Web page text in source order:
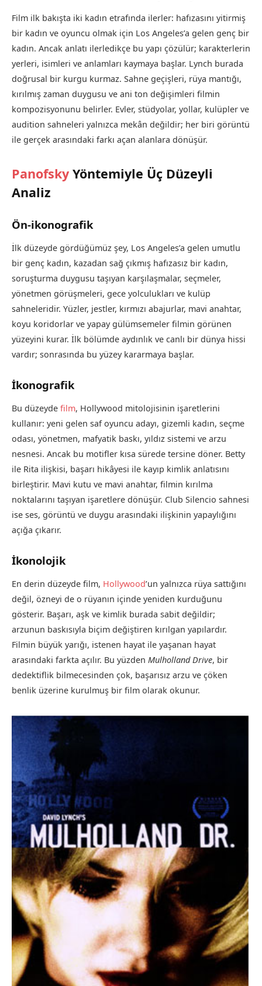
Film ilk bakışta iki kadın etrafında ilerler: hafızasını yitirmiş
bir kadın ve oyuncu olmak için Los Angeles’a gelen genç bir
kadın. Ancak anlatı ilerledikçe bu yapı çözülür; karakterlerin
yerleri, isimleri ve anlamları kaymaya başlar. Lynch burada
doğrusal bir kurgu kurmaz. Sahne geçişleri, rüya mantığı,
kırılmış zaman duygusu ve ani ton değişimleri filmin
kompozisyonunu belirler. Evler, stüdyolar, yollar, kulüpler ve
audition sahneleri yalnızca mekân değildir; her biri görüntü
ile gerçek arasındaki farkı açan alanlara dönüşür.
Panofsky Yöntemiyle Üç Düzeyli
Analiz
Ön-ikonografik
İlk düzeyde gördüğümüz şey, Los Angeles’a gelen umutlu
bir genç kadın, kazadan sağ çıkmış hafızasız bir kadın,
soruşturma duygusu taşıyan karşılaşmalar, seçmeler,
yönetmen görüşmeleri, gece yolculukları ve kulüp
sahneleridir. Yüzler, jestler, kırmızı abajurlar, mavi anahtar,
koyu koridorlar ve yapay gülümsemeler filmin görünen
yüzeyini kurar. İlk bölümde aydınlık ve canlı bir dünya hissi
vardır; sonrasında bu yüzey kararmaya başlar.
İkonografik
Bu düzeyde film, Hollywood mitolojisinin işaretlerini
kullanır: yeni gelen saf oyuncu adayı, gizemli kadın, seçme
odası, yönetmen, mafyatik baskı, yıldız sistemi ve arzu
nesnesi. Ancak bu motifler kısa sürede tersine döner. Betty
ile Rita ilişkisi, başarı hikâyesi ile kayıp kimlik anlatısını
birleştirir. Mavi kutu ve mavi anahtar, filmin kırılma
noktalarını taşıyan işaretlere dönüşür. Club Silencio sahnesi
ise ses, görüntü ve duygu arasındaki ilişkinin yapaylığını
açığa çıkarır.
İkonolojik
En derin düzeyde film, Hollywood’un yalnızca rüya sattığını
değil, özneyi de o rüyanın içinde yeniden kurduğunu
gösterir. Başarı, aşk ve kimlik burada sabit değildir;
arzunun baskısıyla biçim değiştiren kırılgan yapılardır.
Filmin büyük yarığı, istenen hayat ile yaşanan hayat
arasındaki farkta açılır. Bu yüzden Mulholland Drive, bir
dedektiflik bilmecesinden çok, başarısız arzu ve çöken
benlik üzerine kurulmuş bir film olarak okunur.